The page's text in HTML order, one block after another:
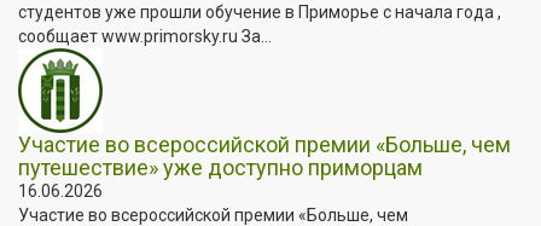
студентов уже прошли обучение в Приморье с начала года ,
сообщает www.primorsky.ru За...
Участие во всероссийской премии «Больше, чем
путешествие» уже доступно приморцам
16.06.2026
Участие во всероссийской премии «Больше, чем